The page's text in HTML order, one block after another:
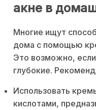
акне в
Многие ищут
дома с помощью
Это возможно,
глубокие.
Использовать
кислотами,